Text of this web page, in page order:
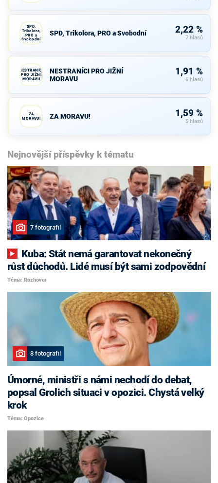
SPD,
Trikolora,
PRO a
Svobodní
SPD, Trikolora, PRO a Svobodní 2,22 %
7 hlasů
NESTRANÍCI
PRO JIŽNÍ
MORAVU
NESTRANÍCI PRO JIŽNÍ
MORAVU
1,91 %
6 hlasů
ZA
MORAVU!
ZA MORAVU! 1,59 %
5 hlasů
Nejnovější příspěvky k tématu
7 fotografií
růst důchodů. Lidé musí být sami zodpovědní
Téma: Rozhovor
8 fotografií
Úmorné, ministři s námi nechodí do debat,
popsal Grolich situaci v opozici. Chystá velký
krok
Téma: Opozice